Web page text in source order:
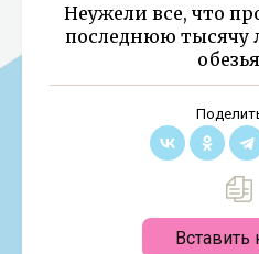
Неужели все, что
последнюю тысячу
Вставить